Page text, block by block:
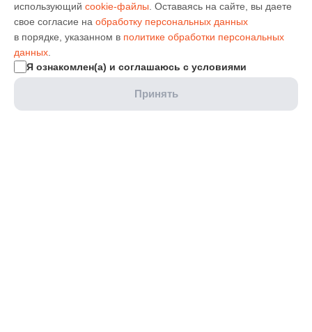
использующий cookie-файлы . Оставаясь на сайте, вы даете
свое согласие на обработку персональных данных
в порядке, указанном в политике обработки персональных
данных
Я ознакомлен(а) и соглашаюсь с условиями
Принять